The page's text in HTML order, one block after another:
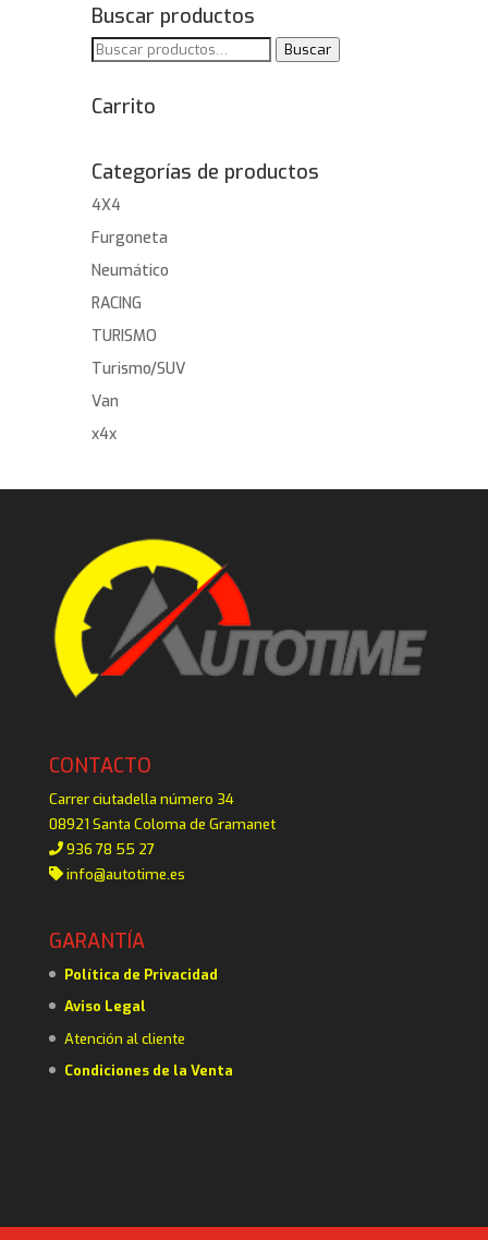
Buscar productos
Buscar
Buscar
Carrito
Categorías de productos
4X4
Furgoneta
Neumático
RACING
TURISMO
Turismo/SUV
Van
x4x
CONTACTO
Carrer ciutadella número 34
08921 Santa Coloma de Gramanet
936 78 55 27
info@autotime.es
GARANTÍA
Política de Privacidad
Aviso Legal
Atención al cliente
Condiciones de la Venta